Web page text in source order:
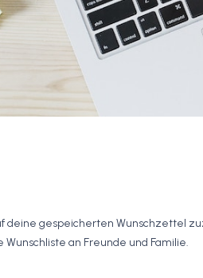
deine gespeicherten Wunschzettel
Wunschliste an Freunde und Familie.